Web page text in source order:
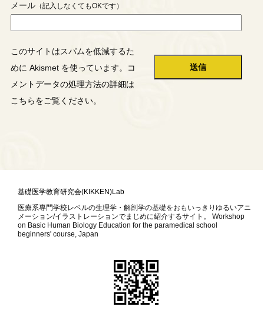
メール
このサイトはスパムを低減するた
めに Akismet を使っています。
コ
メントデータの処理方法の詳細は
こちらをご覧ください。
基礎医学教育研究会(KIKKEN)Lab
医療系専門学校レベルの生理学・解剖学の基礎をおもいっきりゆるいアニ
メーション/イラストレーションでまじめに紹介するサイト。 Workshop
on Basic Human Biology Education for the paramedical school
beginners' course, Japan